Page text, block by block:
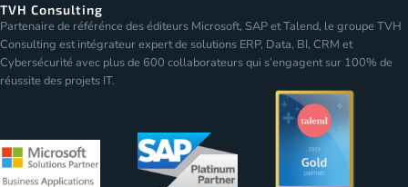
TVH Consulting
Partenaire de référénce des éditeurs Microsoft, SAP et Talend, le groupe TVH
Consulting est intégrateur expert de solutions ERP, Data, BI, CRM et
Cybersécurité avec plus de 600 collaborateurs qui s’engagent sur 100% de
réussite des projets IT.